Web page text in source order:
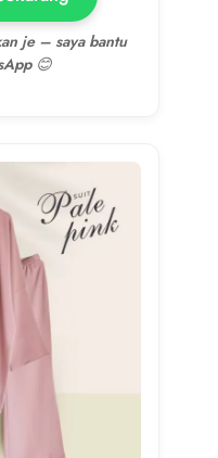
je – saya bantu
😊